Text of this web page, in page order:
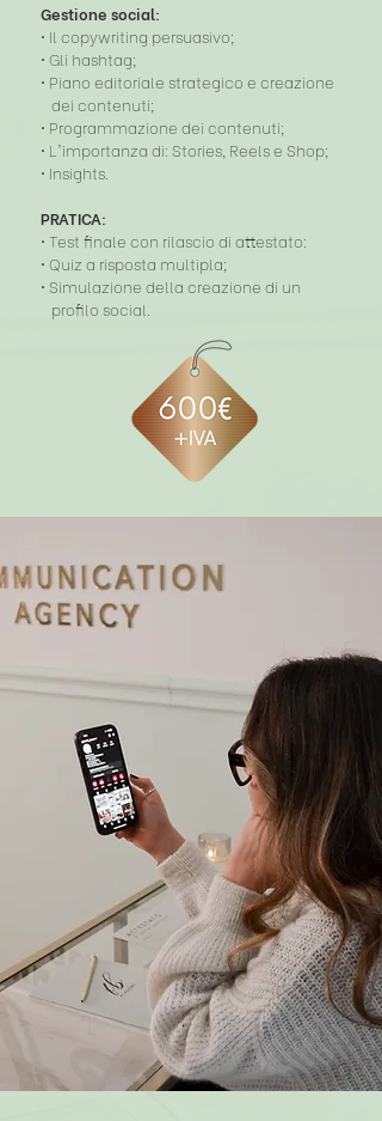
Gestione social:
• Il copywriting persuasivo;
• Gli hashtag;
• Piano editoriale strategico e creazione
dei contenuti;
• Programmazione dei contenuti;
• L'importanza di: Stories, Reels e Shop;
• Insights.
PRATICA:
• Test finale con rilascio di attestato:
• Quiz a risposta multipla;
• Simulazione della creazione di un
profilo social.